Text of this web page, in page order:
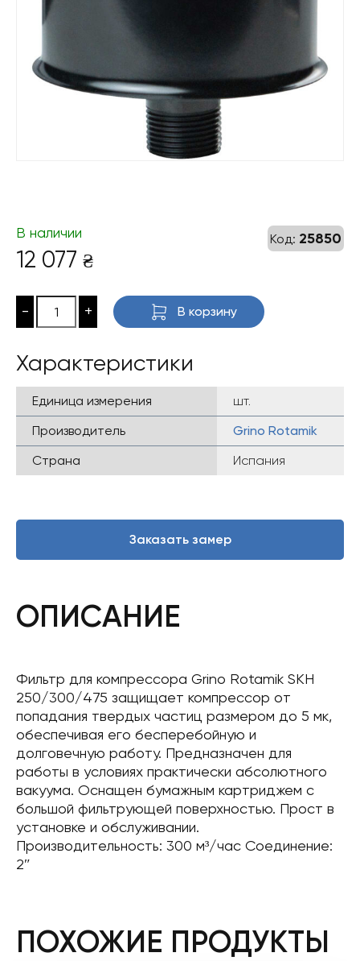
Код: 25850
В наличии
12 077 ₴
- + В корзину
Характеристики
Единица измерения
шт.
Производитель
Grino Rotamik
Страна
Испания
Заказать замер
ОПИСАНИЕ
Фильтр для компрессора Grino Rotamik SKH
250/300/475 защищает компрессор от
попадания твердых частиц размером до 5 мк,
обеспечивая его бесперебойную и
долговечную работу. Предназначен для
работы в условиях практически абсолютного
вакуума. Оснащен бумажным картриджем с
большой фильтрующей поверхностью. Прост в
установке и обслуживании.
Производительность: 300 м³/час Соединение:
2″
ПОХОЖИЕ ПРОДУКТЫ